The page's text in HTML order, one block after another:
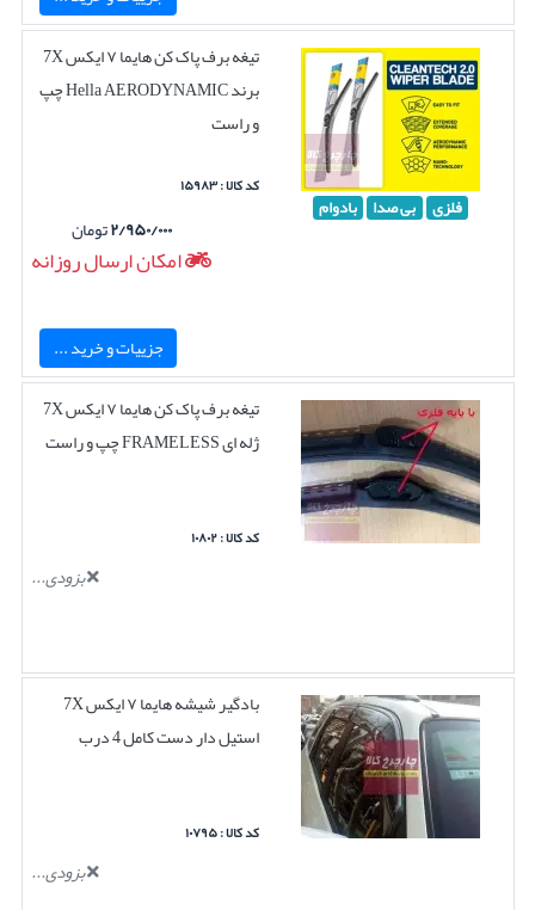
فلزی بی صدا بادوام
تیغه برف پاک کن هایما ۷ ایکس 7X
برند Hella AERODYNAMIC چپ
و راست
کد کالا : ۱۵۹۸۳
۲/۹۵۰/۰۰۰تومان
امکان ارسال روزانه
جزییات و خرید ...
تیغه برف پاک کن هایما ۷ ایکس 7X
ژله ای FRAMELESS چپ و راست
کد کالا : ۱۰۸۰۲
بزودی...
بادگیر شیشه هایما ۷ ایکس 7X
استیل دار دست کامل 4 درب
کد کالا : ۱۰۷۹۵
بزودی...